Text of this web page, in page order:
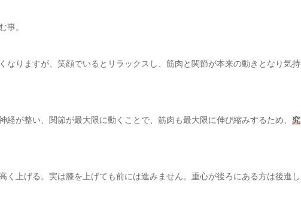
事。
なりますが、笑顔でいるとリラックスし、筋肉と関節が本来の動きとなり気持
が整い、関節が最大限に動くことで、筋肉も最大限に伸び縮みするため、 究
く上げる。実は膝を上げても前には進みません。重心が後ろにある方は後進し